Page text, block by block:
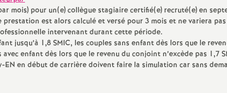
s
E
n
mois) pour un(e) collègue stagiaire certifié(e) recruté(e) en
est alors calculé et versé pour 3 mois et ne variera
intervenant durant cette période.
jusqu’à 1,8SMIC, les couples sans enfant dès lors que le
avec enfant dès lors que le revenu du conjoint n’excède pas 1,7
EN en début de carrière doivent faire la simulation car sans